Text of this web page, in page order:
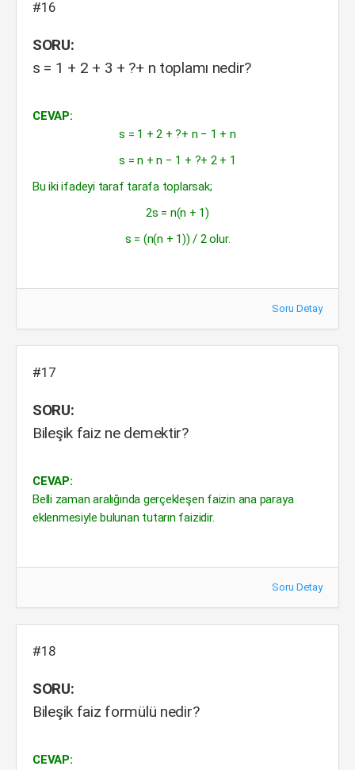
#16
SORU:
s = 1 + 2 + 3 + ?+ n toplamı nedir?
CEVAP:
s = 1 + 2 + ?+ n − 1 + n
s = n + n − 1 + ?+ 2 + 1
Bu iki ifadeyi taraf tarafa toplarsak;
2s = n(n + 1)
s = (n(n + 1)) / 2 olur.
Soru Detay
#17
SORU:
Bileşik faiz ne demektir?
CEVAP:
Belli zaman aralığında gerçekleşen faizin ana paraya
eklenmesiyle bulunan tutarın faizidir.
Soru Detay
#18
SORU:
Bileşik faiz formülü nedir?
CEVAP: